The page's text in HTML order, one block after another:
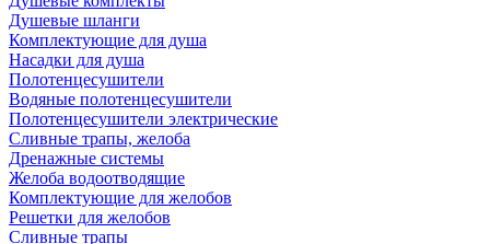
Душевые шланги
Комплектующие для душа
Насадки для душа
Полотенцесушители
Водяные полотенцесушители
Полотенцесушители электрические
Сливные трапы, желоба
Дренажные системы
Желоба водоотводящие
Комплектующие для желобов
Решетки для желобов
Сливные трапы